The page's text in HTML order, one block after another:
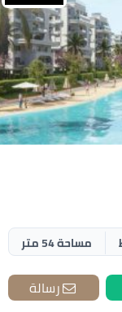
مساحة 54 متر
رسالة